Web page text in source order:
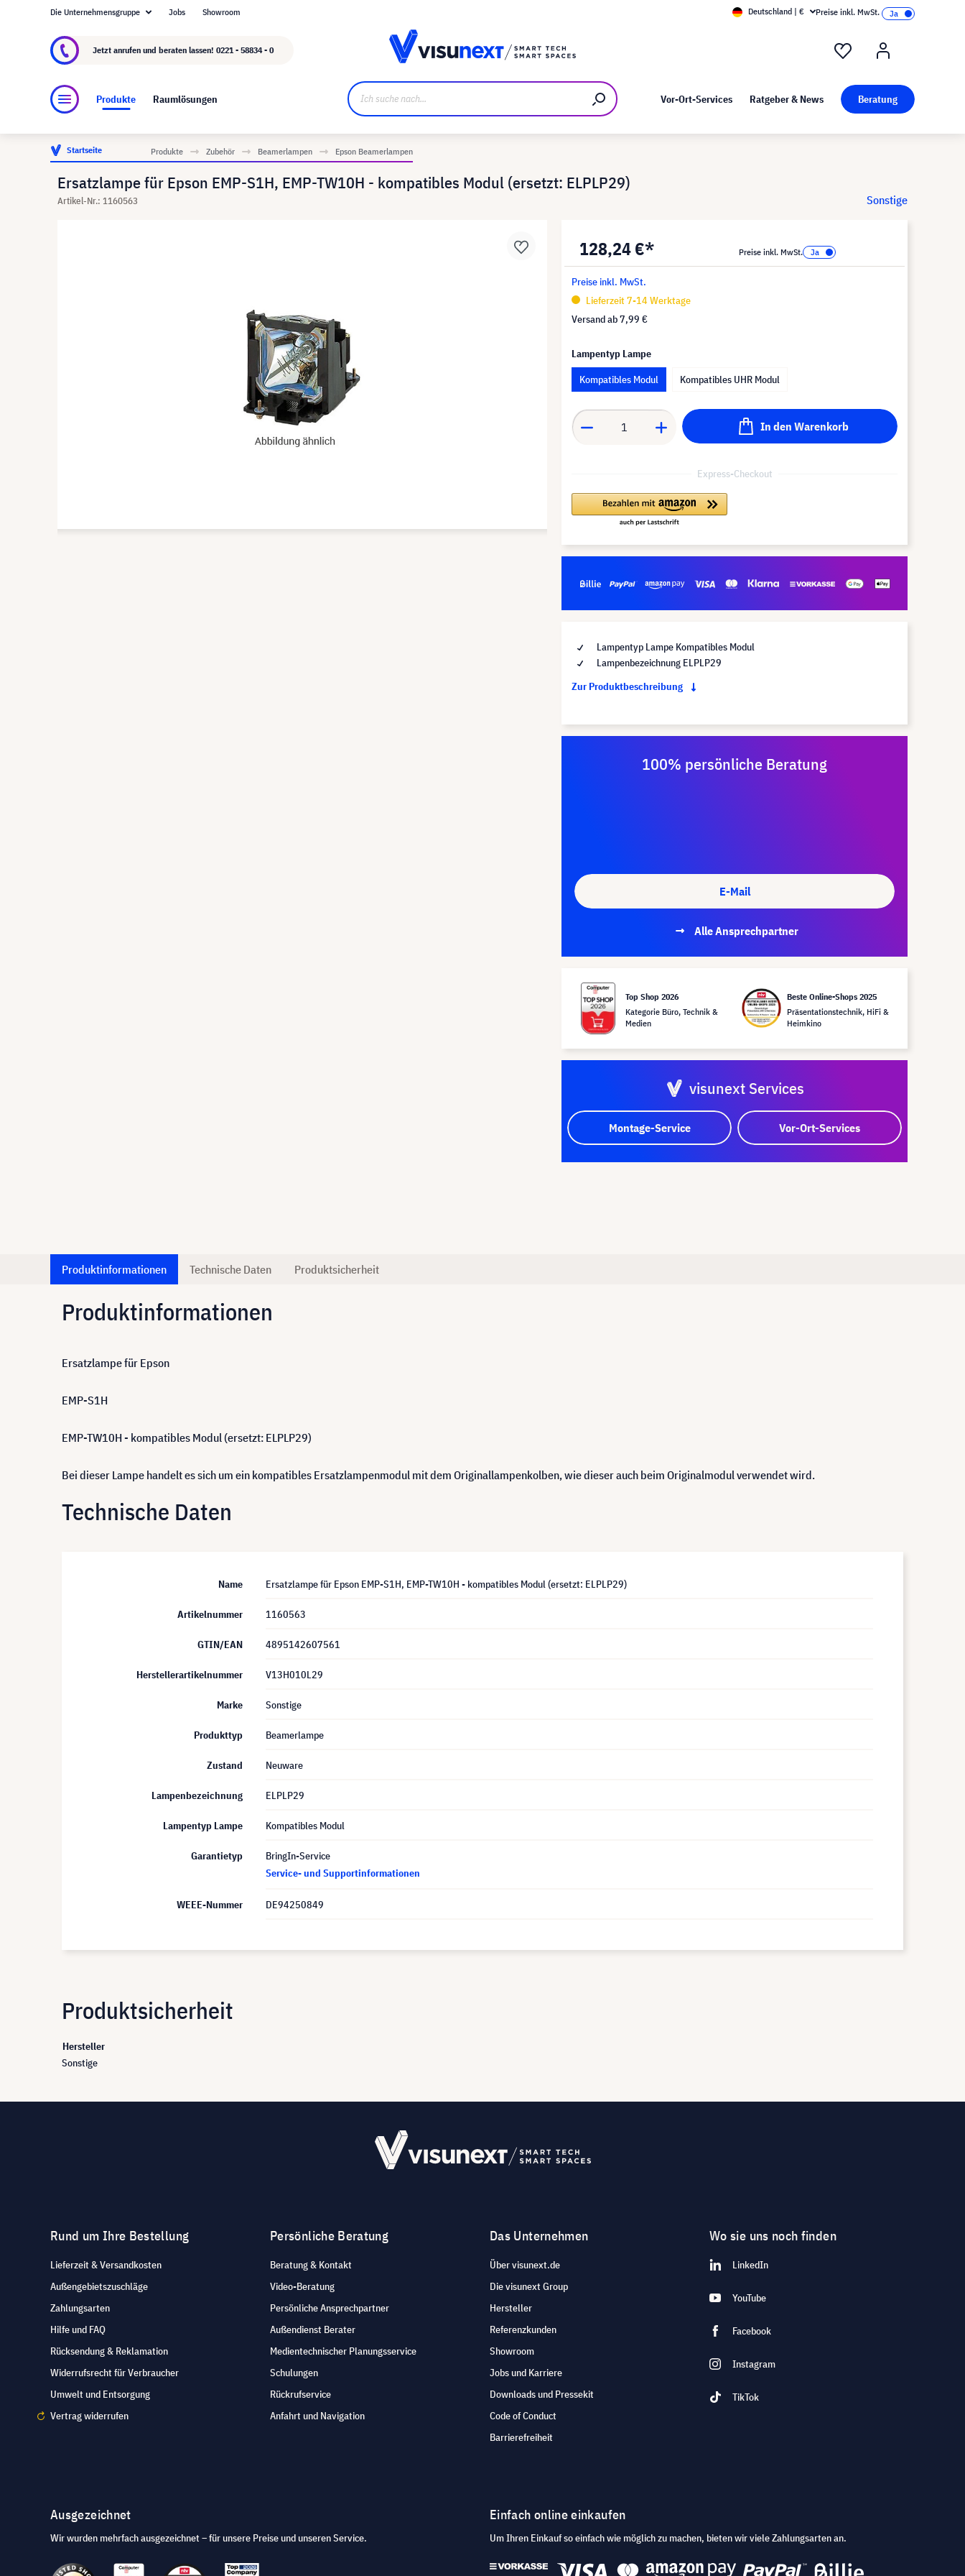
Über visunext.de Kunst bei visunext
Die Unternehmensgruppe Jobs Showroom Deutschland | € Preise inkl. MwSt.
Jetzt anrufen und beraten lassen! 0221 - 58834 - 0
Produkte Raumlösungen Vor-Ort-Services Ratgeber & News Beratung
Startseite Produkte Zubehör Beamerlampen Epson Beamerlampen
Ersatzlampe für Epson EMP-S1H, EMP-TW10H - kompatibles Modul (ersetzt: ELPLP29)
Artikel-Nr.: 1160563 Sonstige
128,24 €* Preise inkl. MwSt.
Preise inkl. MwSt.
Lieferzeit 7-14 Werktage
Versand ab7,99 €
Lampentyp Lampe
Kompatibles Modul
Kompatibles UHR Modul
In den Warenkorb
Express-Checkout
Lampentyp Lampe Kompatibles Modul
Lampenbezeichnung ELPLP29
Zur Produktbeschreibung
100% persönliche Beratung
E-Mail
Alle Ansprechpartner
Top Shop 2026
Kategorie Büro, Technik &
Medien
Beste Online-Shops 2025
Präsentationstechnik, HiFi &
Heimkino
visunext Services
Montage-Service Vor-Ort-Services
Produktinformationen Technische Daten Produktsicherheit
Produktinformationen
Ersatzlampe für Epson
EMP-S1H
EMP-TW10H - kompatibles Modul (ersetzt: ELPLP29)
Bei dieser Lampe handelt es sich um ein kompatibles Ersatzlampenmodul mit dem Originallampenkolben, wie dieser auch beim Originalmodul verwendet wird.
Technische Daten
Name Ersatzlampe für Epson EMP-S1H, EMP-TW10H - kompatibles Modul (ersetzt: ELPLP29)
Artikelnummer 1160563
GTIN/EAN 4895142607561
Herstellerartikelnummer V13H010L29
Marke Sonstige
Produkttyp Beamerlampe
Zustand Neuware
Lampenbezeichnung ELPLP29
Lampentyp Lampe Kompatibles Modul
Garantietyp
BringIn-Service
Service- und Supportinformationen
WEEE-Nummer DE94250849
Produktsicherheit
Hersteller
Sonstige
Rund um Ihre Bestellung
Lieferzeit & Versandkosten
Außengebietszuschläge
Zahlungsarten
Hilfe und FAQ
Rücksendung & Reklamation
Widerrufsrecht für Verbraucher
Umwelt und Entsorgung
Vertrag widerrufen
Persönliche Beratung
Beratung & Kontakt
Video-Beratung
Persönliche Ansprechpartner
Außendienst Berater
Medientechnischer Planungsservice
Schulungen
Rückrufservice
Anfahrt und Navigation
Das Unternehmen
Über visunext.de
Die visunext Group
Hersteller
Referenzkunden
Showroom
Jobs und Karriere
Downloads und Pressekit
Code of Conduct
Barrierefreiheit
Wo sie uns noch finden
LinkedIn
YouTube
Facebook
Instagram
TikTok
Ausgezeichnet
Wir wurden mehrfach ausgezeichnet – für unsere Preise und unseren Service.
Einfach online einkaufen
Um Ihren Einkauf so einfach wie möglich zu machen, bieten wir viele Zahlungsarten an.